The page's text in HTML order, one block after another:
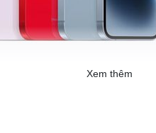
Xem thêm